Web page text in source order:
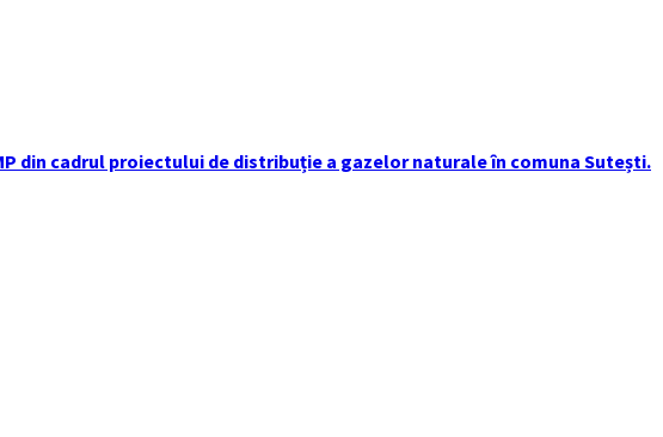
din cadrul proiectului de distribuție a gazelor naturale în comuna Sutești.